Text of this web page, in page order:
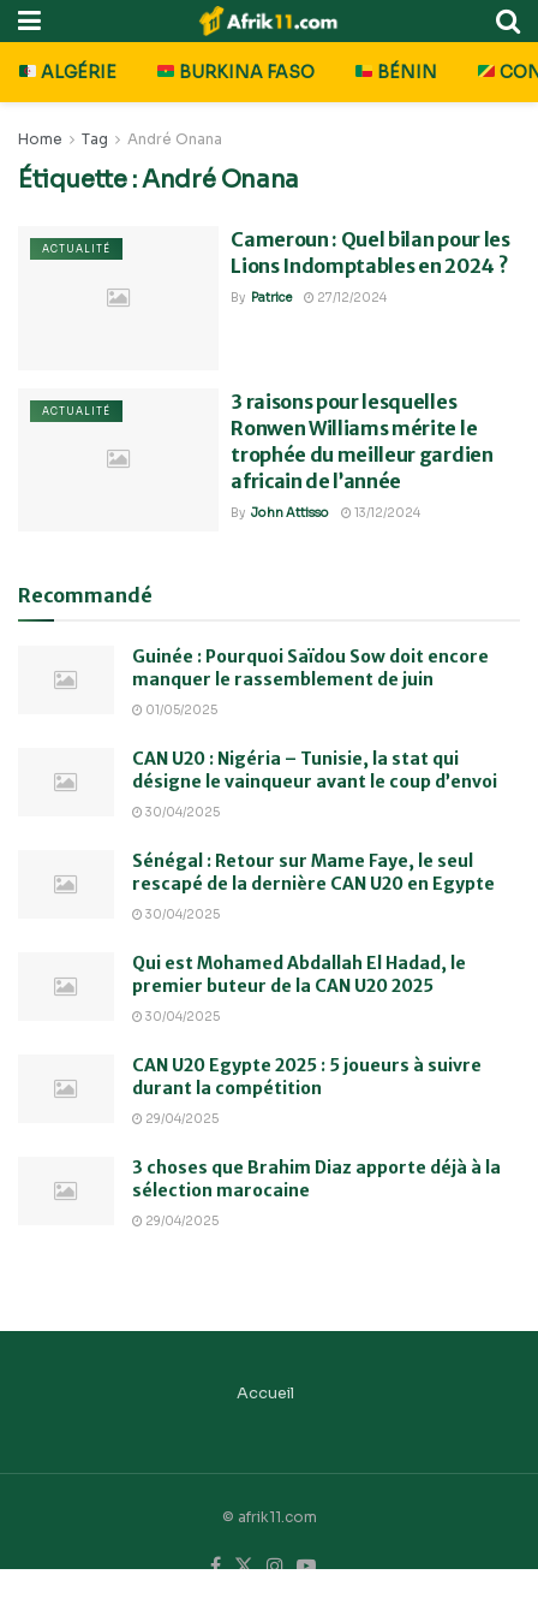
ALGÉRIE BURKINA FASO BÉNIN
Home Tag André Onana
Étiquette :André Onana
ACTUALITÉ
Cameroun : Quel bilan pour les
Lions Indomptables en 2024 ?
By Patrice 27/12/2024
ACTUALITÉ
3 raisons pour lesquelles
Ronwen Williams mérite le
trophée du meilleur gardien
africain de l’année
By John Attisso 13/12/2024
Recommandé
Guinée : Pourquoi Saïdou Sow doit encore
manquer le rassemblement de juin
01/05/2025
CAN U20 : Nigéria – Tunisie, la stat qui
désigne le vainqueur avant le coup d’envoi
30/04/2025
Sénégal : Retour sur Mame Faye, le seul
rescapé de la dernière CAN U20 en Egypte
30/04/2025
Qui est Mohamed Abdallah El Hadad, le
premier buteur de la CAN U20 2025
30/04/2025
CAN U20 Egypte 2025 : 5 joueurs à suivre
durant la compétition
29/04/2025
3 choses que Brahim Diaz apporte déjà à la
sélection marocaine
29/04/2025
Accueil
© afrik11.com